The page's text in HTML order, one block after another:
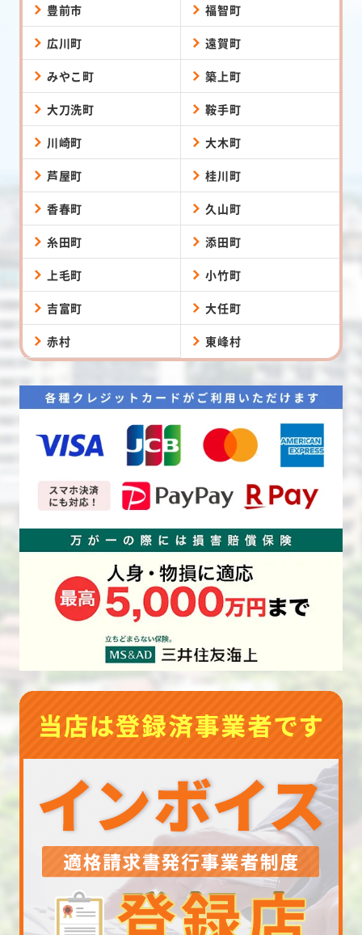
豊前市 福智町
広川町 遠賀町
みやこ町 築上町
大刀洗町 鞍手町
川崎町 大木町
芦屋町 桂川町
香春町 久山町
糸田町 添田町
上毛町 小竹町
吉富町 大任町
赤村 東峰村